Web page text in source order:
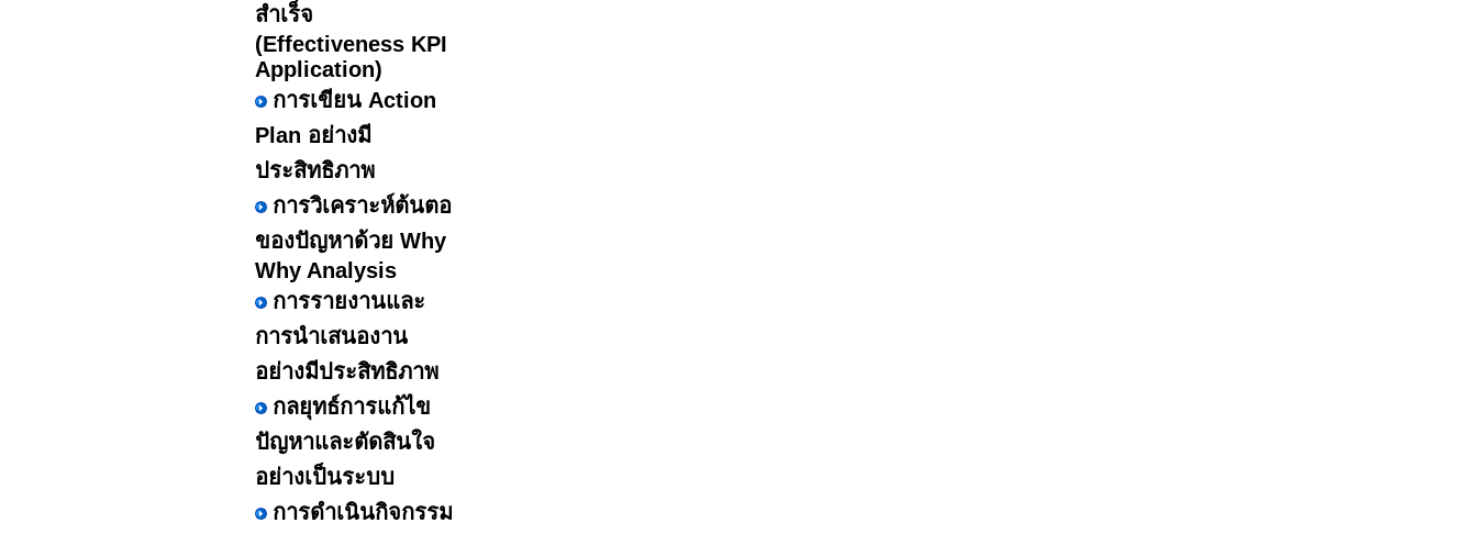
สำเร็จ
(Effectiveness KPI
Application)
การเขียน Action
Plan อย่างมี
ประสิทธิภาพ
การวิเคราะห์ต้นตอ
ของปัญหาด้วย Why
Why Analysis
การรายงานและ
การนำเสนองาน
อย่างมีประสิทธิภาพ
กลยุทธ์การแก้ไข
ปัญหาและตัดสินใจ
อย่างเป็นระบบ
การดำเนินกิจกรรม